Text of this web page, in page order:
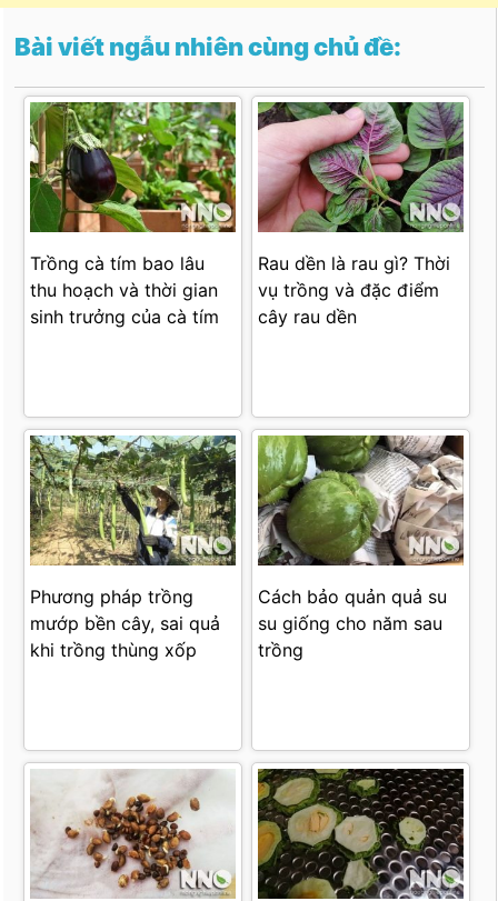
Bài viết ngẫu nhiên cùng chủ đề:
Trồng cà tím bao lâu
thu hoạch và thời gian
sinh trưởng của cà tím
Rau dền là rau gì? Thời
vụ trồng và đặc điểm
cây rau dền
Phương pháp trồng
mướp bền cây, sai quả
khi trồng thùng xốp
Cách bảo quản quả su
su giống cho năm sau
trồng